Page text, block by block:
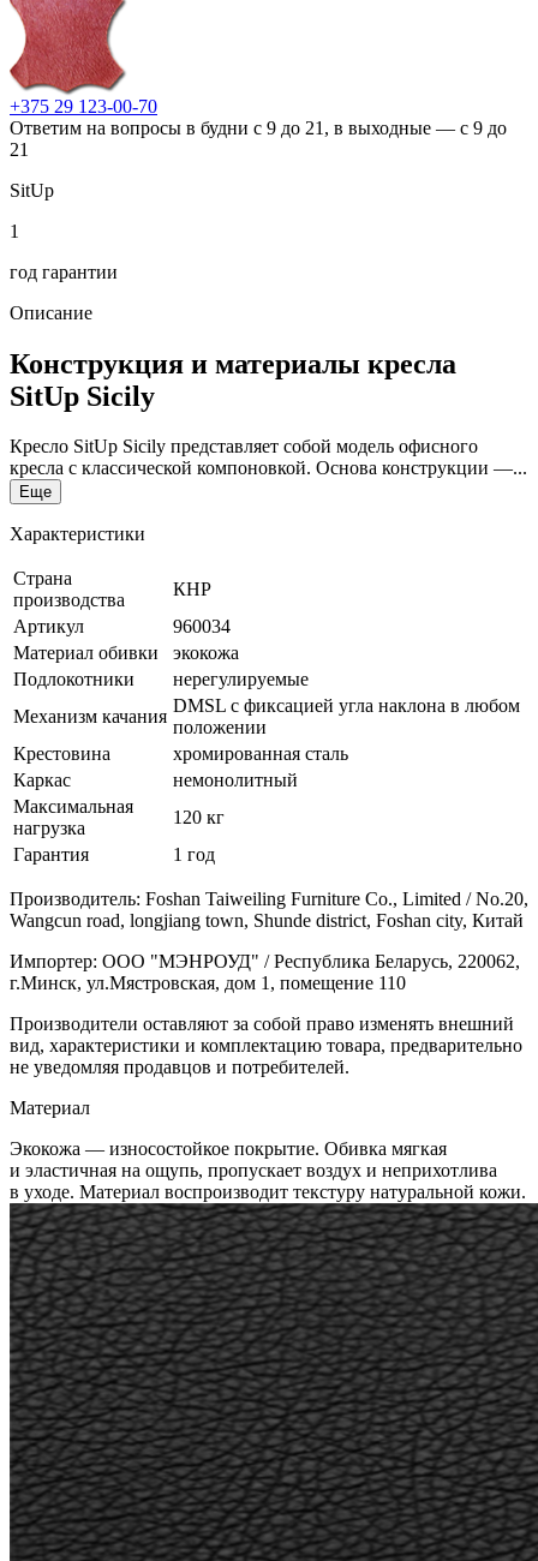
+375 29 123-00-70
Ответим на вопросы в будни с 9 до 21, в выходные — с 9 до
21
SitUp
1
год гарантии
Описание
Конструкция и материалы кресла
SitUp Sicily
Кресло SitUp Sicily представляет собой модель офисного
кресла с классической компоновкой. Основа конструкции —...
Еще
Характеристики
Страна
производства
КНР
Артикул
960034
Материал обивки
экокожа
Подлокотники
нерегулируемые
Механизм качания
DMSL с фиксацией угла наклона в любом
положении
Крестовина
хромированная сталь
Каркас
немонолитный
Максимальная
нагрузка
120 кг
Гарантия
1 год
Производитель: Foshan Taiweiling Furniture Co., Limited / No.20,
Wangcun road, longjiang town, Shunde district, Foshan city, Китай
Импортер: ООО "МЭНРОУД" / Республика Беларусь, 220062,
г.Минск, ул.Мястровская, дом 1, помещение 110
Производители оставляют за собой право изменять внешний
вид, характеристики и комплектацию товара, предварительно
не уведомляя продавцов и потребителей.
Материал
Экокожа — износостойкое покрытие. Обивка мягкая
и эластичная на ощупь, пропускает воздух и неприхотлива
в уходе. Материал воспроизводит текстуру натуральной кожи.